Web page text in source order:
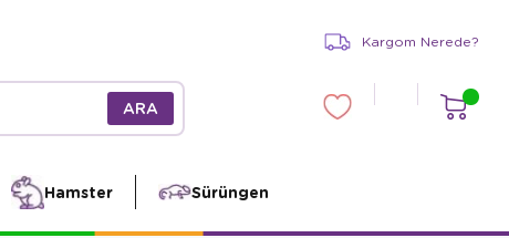
Kargom Nerede?
Hamster Sürüngen